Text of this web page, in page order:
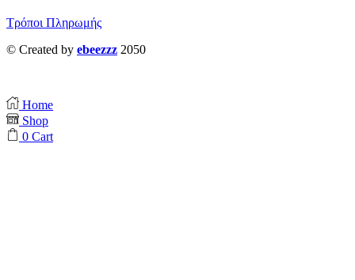
Τρόποι Πληρωμής
© Created by ebeezzz 2050
Home
Shop
0 Cart